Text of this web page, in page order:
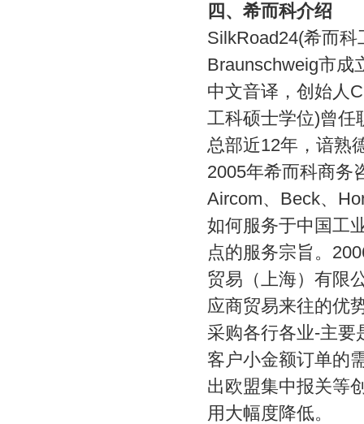
四、 希而科介绍
SilkRoad24(希而
Braunschweig市成
中文音译，创始人
工科硕士学位)曾任
总部近12年，谙熟
2005年希而科商务
Aircom、Beck、
如何服务于中国工
点的服务宗旨。
贸易（上海）有限
应商贸易来往的优
采购各行各业-主要
客户小金额订单的
出欧盟集中报关等
用大幅度降低。